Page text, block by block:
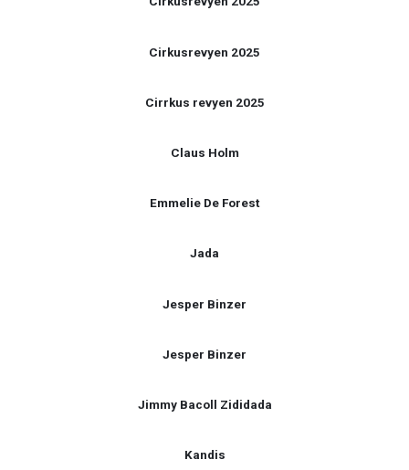
Cirkusrevyen 2025
Cirrkus revyen 2025
Claus Holm
Emmelie De Forest
Jada
Jesper Binzer
Jesper Binzer
Jimmy Bacoll Zididada
Kandis